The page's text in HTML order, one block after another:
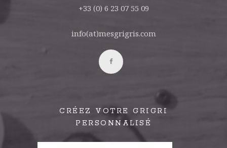
+33 (0) 6 23 07 55 09
info(at)mesgrigris.com
CRÉEZ VOTRE GRIGRI
PERSONNALISÉ